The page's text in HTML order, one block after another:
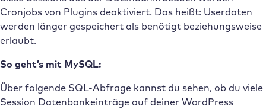
Cronjobs von Plugins deaktiviert. Das heißt: Userdaten
werden länger gespeichert als benötigt beziehungsweise
erlaubt.
So geht’s mit MySQL:
Über folgende SQL-Abfrage kannst du sehen, ob du viele
Session Datenbankeinträge auf deiner WordPress